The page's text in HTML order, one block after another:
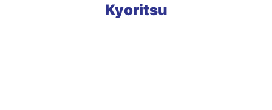
Kyoritsu